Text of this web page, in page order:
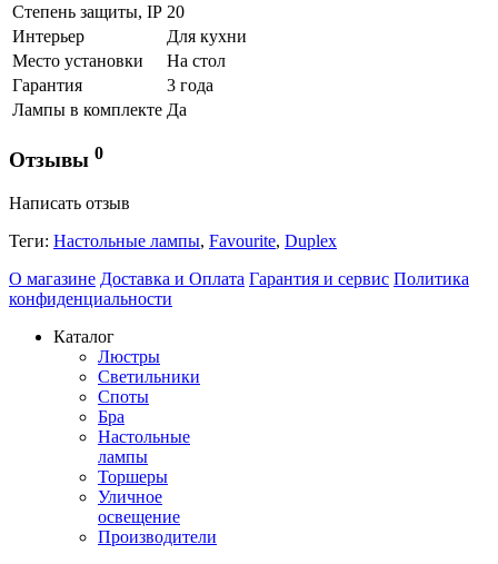
Степень защиты, IP 20
Интерьер
Для кухни
Место установки
На стол
Гарантия
3 года
Лампы в комплекте Да
Отзывы 0
Написать отзыв
Теги: Настольные лампы, Favourite, Duplex
О магазине Доставка и Оплата Гарантия и сервис Политика
конфиденциальности
Каталог
Люстры
Светильники
Споты
Бра
Настольные
лампы
Торшеры
Уличное
освещение
Производители